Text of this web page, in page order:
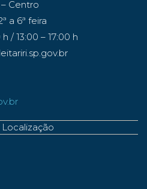
Centro
a 6ª feira
/ 13:00 – 17:00 h
Localização